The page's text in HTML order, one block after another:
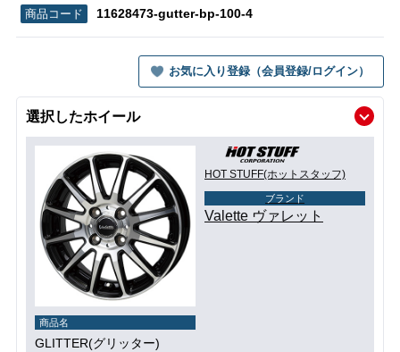
11628473-gutter-bp-100-4
お気に入り登録（会員登録/ログイン）
選択したホイール
HOT STUFF(ホットスタッフ)
ブランド
Valette ヴァレット
商品名
GLITTER(グリッター)